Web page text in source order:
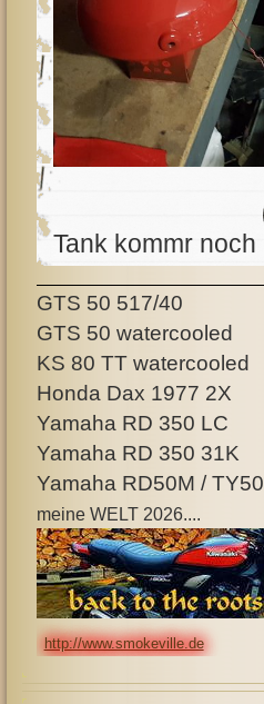
Tank kommr noch
GTS 50 517/40
GTS 50 watercooled
KS 80 TT watercooled
Honda Dax 1977 2X
Yamaha RD 350 LC
Yamaha RD 350 31K
Yamaha RD50M / TY50
meine WELT 2026....
http://www.smokeville.de